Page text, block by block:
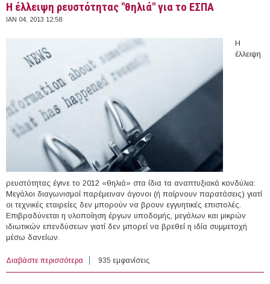
Η έλλειψη ρευστότητας "θηλιά" για το ΕΣΠΑ
ΙΑΝ 04, 2013 12:58
Η
έλλειψη
ρευστότητας έγινε το 2012 «θηλιά» στα ίδια τα αναπτυξιακά κονδύλια:
Μεγάλοι διαγωνισμοί παρέμειναν άγονοι (ή παίρνουν παρατάσεις) γιατί
οι τεχνικές εταιρείες δεν μπορούν να βρουν εγγυητικές επιστολές.
Επιβραδύνεται η υλοποίηση έργων υποδομής, μεγάλων και μικρών
ιδιωτικών επενδύσεων γιατί δεν μπορεί να βρεθεί η ιδία συμμετοχή
μέσω δανείων.
Διαβάστε περισσότερα για Η έλλειψη ρευστότητας "θηλιά" για το ΕΣΠΑ
935 εμφανίσεις